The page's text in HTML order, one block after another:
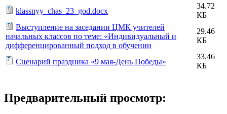
klassnyy_chas_23_god.docx
34.72
КБ
Выступление на заседании ЦМК учителей
начальных классов по теме: «Индивидуальный и
дифференцированный подход в обучении
29.46
КБ
Сценарий праздника «9 мая-День Победы»
33.46
КБ
Предварительный просмотр: